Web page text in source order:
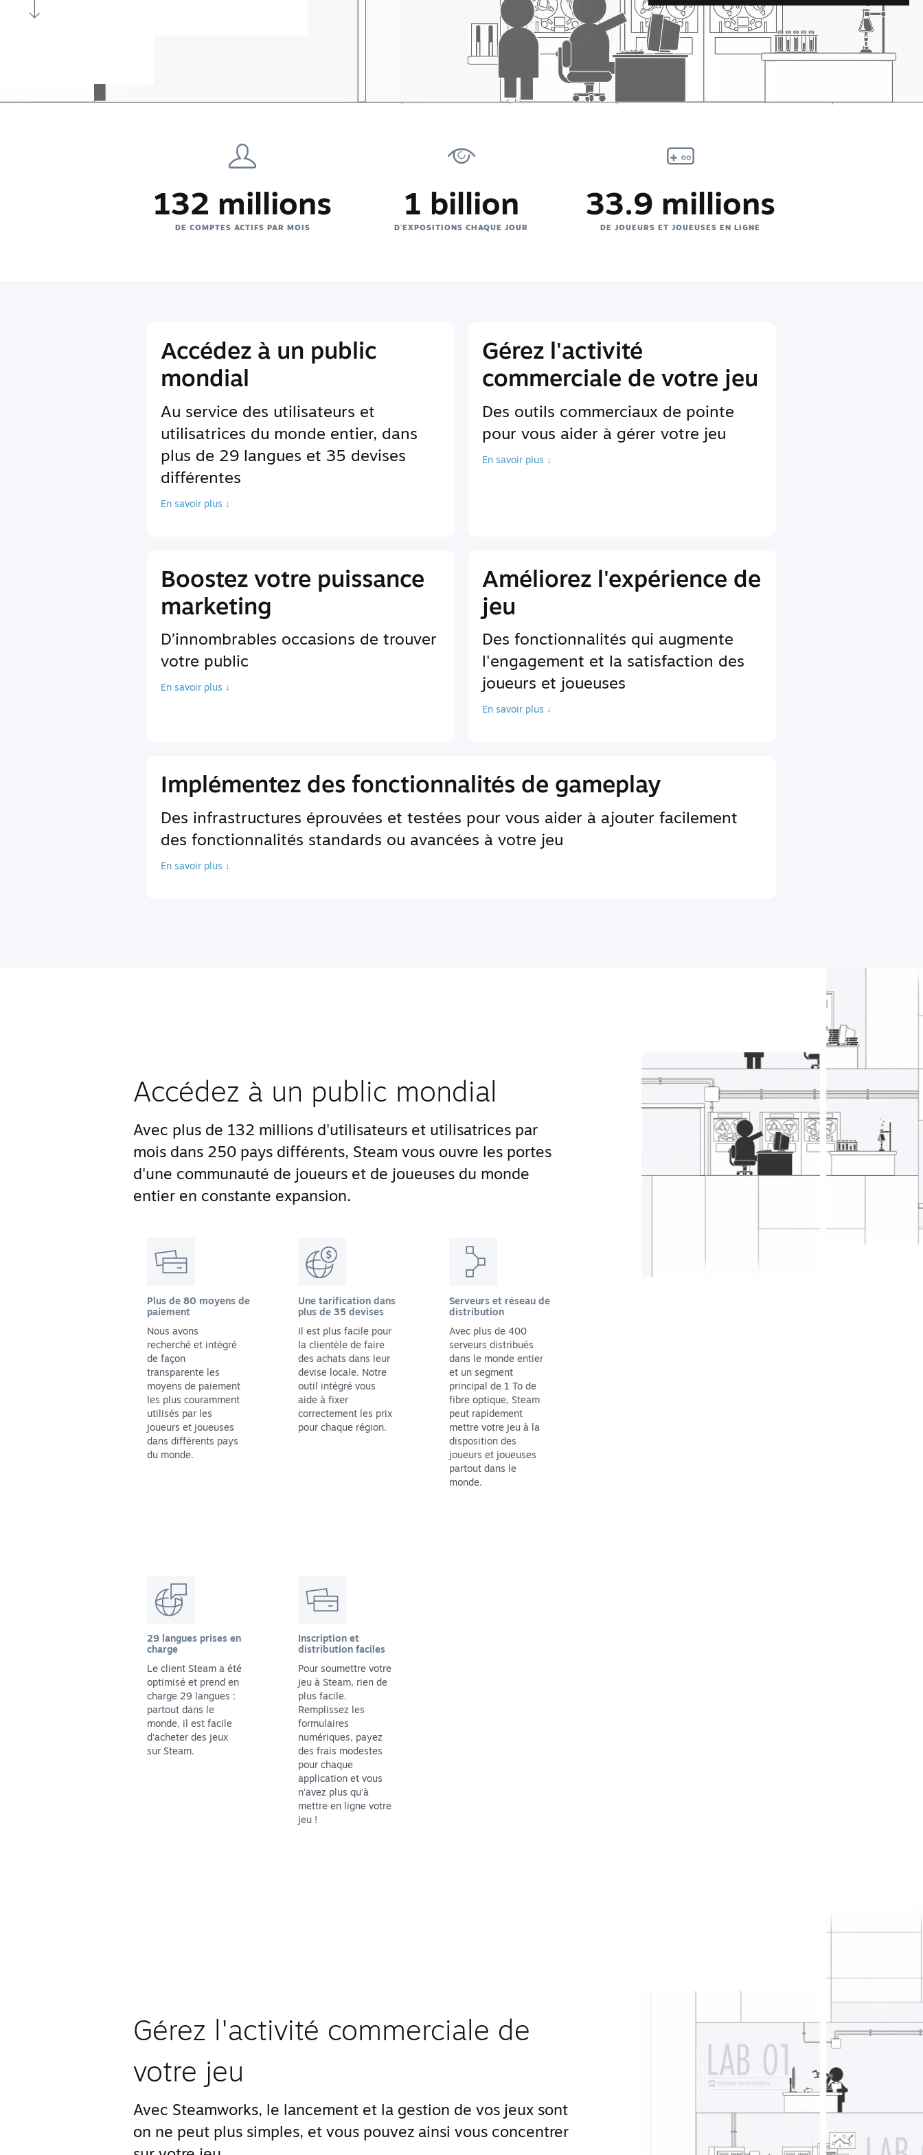
132 millions
DE COMPTES ACTIFS PAR MOIS
1 billion
D'EXPOSITIONS CHAQUE JOUR
33.9 millions
DE JOUEURS ET JOUEUSES EN LIGNE
Accédez à un public
mondial
Au service des utilisateurs et
utilisatrices du monde entier, dans
plus de 29 langues et 35 devises
différentes
En savoir plus ↓
Gérez l'activité
commerciale de votre jeu
Des outils commerciaux de pointe
pour vous aider à gérer votre jeu
En savoir plus ↓
Boostez votre puissance
marketing
D’innombrables occasions de trouver
votre public
En savoir plus ↓
Améliorez l'expérience de
jeu
Des fonctionnalités qui augmente
l'engagement et la satisfaction des
joueurs et joueuses
En savoir plus ↓
Implémentez des fonctionnalités de gameplay
Des infrastructures éprouvées et testées pour vous aider à ajouter facilement
des fonctionnalités standards ou avancées à votre jeu
En savoir plus ↓
Accédez à un public mondial
Avec plus de 132 millions d'utilisateurs et utilisatrices par
mois dans 250 pays différents, Steam vous ouvre les portes
d'une communauté de joueurs et de joueuses du monde
entier en constante expansion.
Plus de 80 moyens de
paiement
Nous avons
recherché et intégré
de façon
transparente les
moyens de paiement
les plus couramment
utilisés par les
joueurs et joueuses
dans différents pays
du monde.
Une tarification dans
plus de 35 devises
Il est plus facile pour
la clientèle de faire
des achats dans leur
devise locale. Notre
outil intégré vous
aide à fixer
correctement les prix
pour chaque région.
Serveurs et réseau de
distribution
Avec plus de 400
serveurs distribués
dans le monde entier
et un segment
principal de 1 To de
fibre optique, Steam
peut rapidement
mettre votre jeu à la
disposition des
joueurs et joueuses
partout dans le
monde.
29 langues prises en
charge
Le client Steam a été
optimisé et prend en
charge 29 langues :
partout dans le
monde, il est facile
d'acheter des jeux
sur Steam.
Inscription et
distribution faciles
Pour soumettre votre
jeu à Steam, rien de
plus facile.
Remplissez les
formulaires
numériques, payez
des frais modestes
pour chaque
application et vous
n'avez plus qu'à
mettre en ligne votre
jeu !
Gérez l'activité commerciale de
votre jeu
Avec Steamworks, le lancement et la gestion de vos jeux sont
on ne peut plus simples, et vous pouvez ainsi vous concentrer